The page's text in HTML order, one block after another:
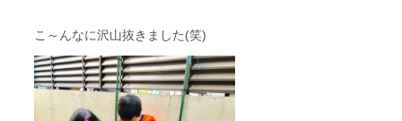
こ～んなに沢山抜きました(笑)